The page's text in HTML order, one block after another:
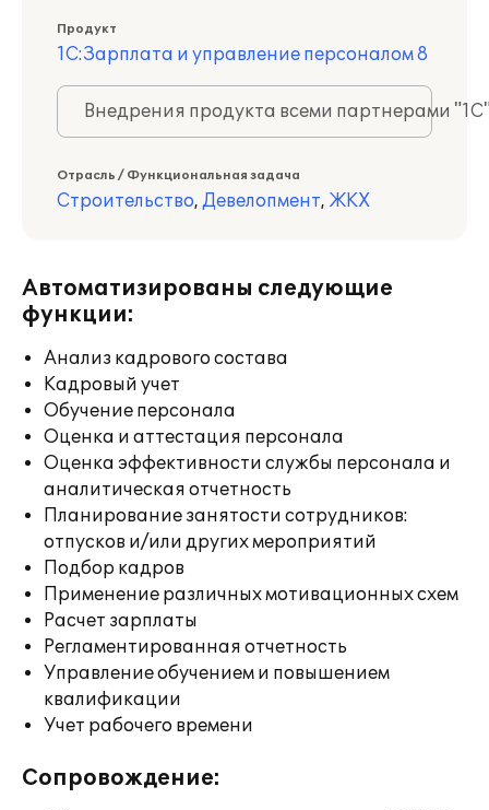
Продукт
1С:Зарплата и управление персоналом 8
Внедрения продукта всеми партнерами
Отрасль / Функциональная задача
Строительство, Девелопмент, ЖКХ
Автоматизированы следующие
функции:
Анализ кадрового состава
Кадровый учет
Обучение персонала
Оценка и аттестация персонала
Оценка эффективности службы персонала и
аналитическая отчетность
Планирование занятости сотрудников:
отпусков и/или других мероприятий
Подбор кадров
Применение различных мотивационных схем
Расчет зарплаты
Регламентированная отчетность
Управление обучением и повышением
квалификации
Учет рабочего времени
Сопровождение: